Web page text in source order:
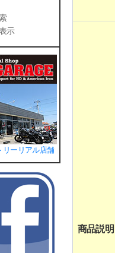
示
リーリアル店舗
商品説明